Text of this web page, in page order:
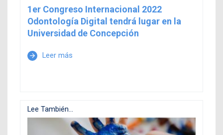
1er Congreso Internacional 2022
Odontología Digital tendrá lugar en la
Universidad de Concepción
arrow_forward Leer más
Lee También...